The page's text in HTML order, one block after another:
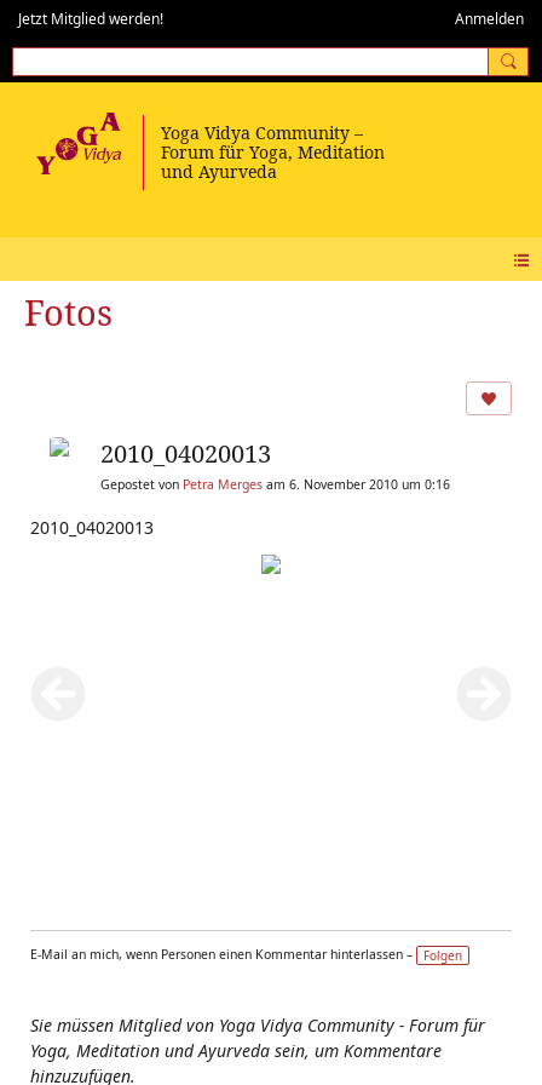
Jetzt Mitglied werden! Anmelden
Fotos
2010_04020013
Gepostet von Petra Merges am 6. November 2010 um 0:16
2010_04020013
E-Mail an mich, wenn Personen einen Kommentar hinterlassen – Folgen
Sie müssen Mitglied von Yoga Vidya Community - Forum für
Yoga, Meditation und Ayurveda sein, um Kommentare
hinzuzufügen.